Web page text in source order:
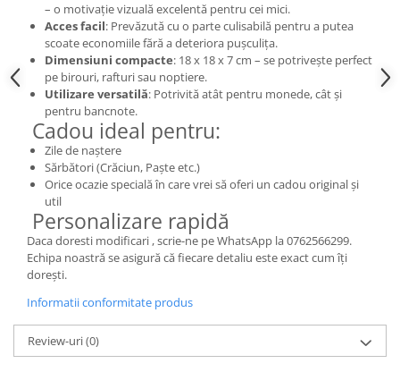
– o motivație vizuală excelentă pentru cei mici.
Acces facil: Prevăzută cu o parte culisabilă pentru a putea
scoate economiile fără a deteriora pușculița.
Dimensiuni compacte: 18 x 18 x 7 cm – se potrivește perfect
pe birouri, rafturi sau noptiere.
Utilizare versatilă: Potrivită atât pentru monede, cât și
pentru bancnote.
Cadou ideal pentru:
Zile de naștere
Sărbători (Crăciun, Paște etc.)
Orice ocazie specială în care vrei să oferi un cadou original și
util
Personalizare rapidă
Daca doresti modificari , scrie-ne pe WhatsApp la 0762566299.
Echipa noastră se asigură că fiecare detaliu este exact cum îți
dorești.
Informatii conformitate produs
Review-uri(0)